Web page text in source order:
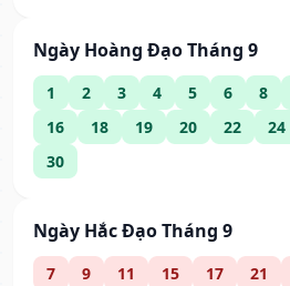
Ngày Hoàng Đạo Tháng 9
1 2 3 4 5 6 8
16
18 19 20 22 24
30
Ngày Hắc Đạo Tháng 9
7 9 11 15 17 21